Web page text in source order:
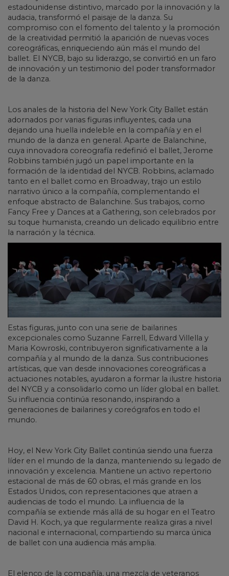
estadounidense distintivo, marcado por la innovación y la
audacia, transformó el paisaje de la danza. Su
compromiso con el fomento del talento y la promoción
de la creatividad permitió la aparición de nuevas voces
coreográficas, enriqueciendo aún más el mundo del
ballet. El NYCB, bajo su liderazgo, se convirtió en un faro
de innovación y un testimonio del poder transformador
de la danza.
Los anales de la historia del New York City Ballet están
adornados por varias figuras influyentes, cada una
dejando una huella indeleble en la compañía y en el
mundo de la danza en general. Aparte de Balanchine,
cuya innovadora coreografía redefinió el ballet, Jerome
Robbins también jugó un papel importante en la
formación de la identidad del NYCB. Robbins, aclamado
tanto en el ballet como en Broadway, trajo un estilo
narrativo único a la compañía, complementando el
enfoque abstracto de Balanchine. Sus trabajos, como
Fancy Free y Dances at a Gathering, son celebrados por
su toque humanista, creando un delicado equilibrio entre
la narración y la técnica.
Estas figuras, junto con una serie de bailarines
excepcionales como Suzanne Farrell, Edward Villella y
Maria Kowroski, contribuyeron significativamente a la
compañía y al mundo de la danza. Sus contribuciones
artísticas, que van desde innovaciones coreográficas a
actuaciones notables, ayudaron a formar la ilustre historia
del NYCB y a consolidarlo como un líder global en ballet.
Su influencia continúa resonando, inspirando a
generaciones de bailarines y coreógrafos en todo el
mundo.
Hoy, el New York City Ballet continúa siendo una fuerza
líder en el mundo de la danza, manteniendo su legado de
innovación y excelencia. Mantiene un activo repertorio
estacional de más de 60 obras, el más grande en los
Estados Unidos, con representaciones que atraen a
audiencias de todo el mundo. La influencia de la
compañía se extiende más allá de su hogar en el Teatro
David H. Koch, ya que regularmente realiza giras a nivel
nacional e internacional, compartiendo su marca única
de ballet con una audiencia más amplia.
El elenco de la compañía, una mezcla de veteranos